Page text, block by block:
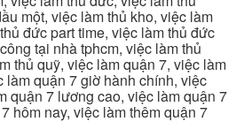
một, việc làm thủ kho, việc làm
đức part time, việc làm thủ đức
tại nhà tphcm, việc làm thủ
thủ quỹ, việc làm quận 7, việc làm
làm quận 7 giờ hành chính, việc
quận 7 lương cao, việc làm quận 7
hôm nay, việc làm thêm quận 7